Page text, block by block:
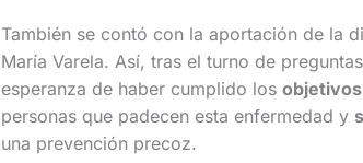
También se contó con la aportación de la
María Varela. Así, tras el turno de
esperanza de haber cumplido losobjetivos
personas que padecen esta enfermedad y
una prevención precoz.